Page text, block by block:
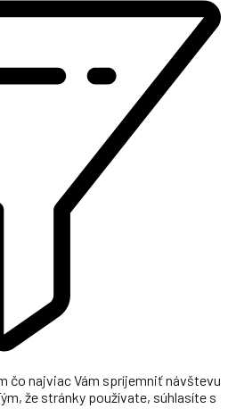
čo najviac Vám spríjemniť návštevu
že stránky používate, súhlasíte s